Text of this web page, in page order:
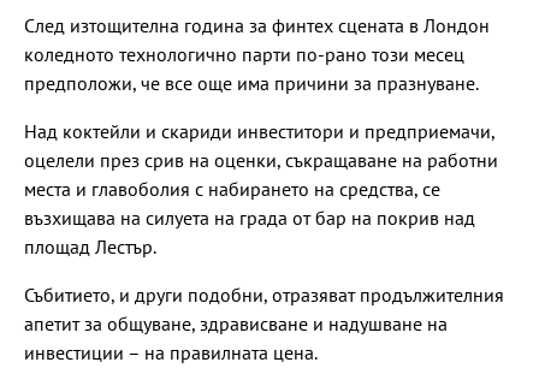
След изтощителна година за финтех сцената в Лондон
коледното технологично парти по-рано този месец
предположи, че все още има причини за празнуване.
Над коктейли и скариди инвеститори и предприемачи,
оцелели през срив на оценки, съкращаване на работни
места и главоболия с набирането на средства, се
възхищава на силуета на града от бар на покрив над
площад Лестър.
Събитието, и други подобни, отразяват продължителния
апетит за общуване, здрависване и надушване на
инвестиции – на правилната цена.